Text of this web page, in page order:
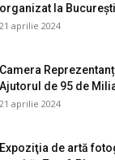
organizat la
21 aprilie 2024
Camera
Ajutorul de 95 de
21 aprilie 2024
Expoziţia de artă